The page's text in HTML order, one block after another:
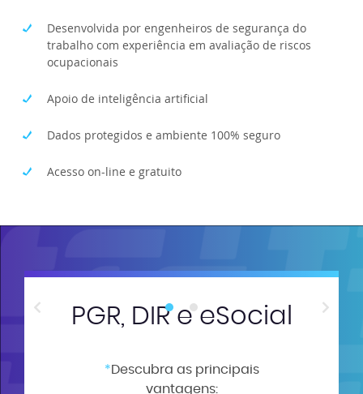
Desenvolvida por engenheiros de segurança do
trabalho com experiência em avaliação de riscos
ocupacionais
Apoio de inteligência artificial
Dados protegidos e ambiente 100% seguro
Acesso on-line e gratuito
PGR, DIR e eSocial
Descubra as principais
vantagens: